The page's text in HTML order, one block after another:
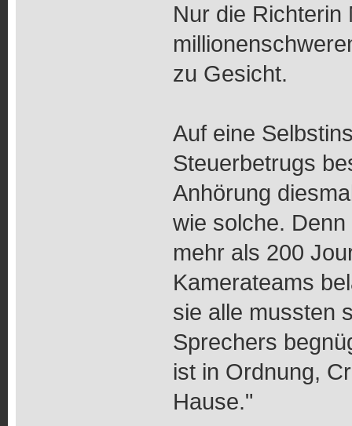
Nur die Richterin
zu Gesicht.
Auf eine
Steuerbetrugs
Anhörung
wie solche.
mehr als 200
Kamerateams
sie alle mussten
Sprechers
ist in Ordnung,
Hause."